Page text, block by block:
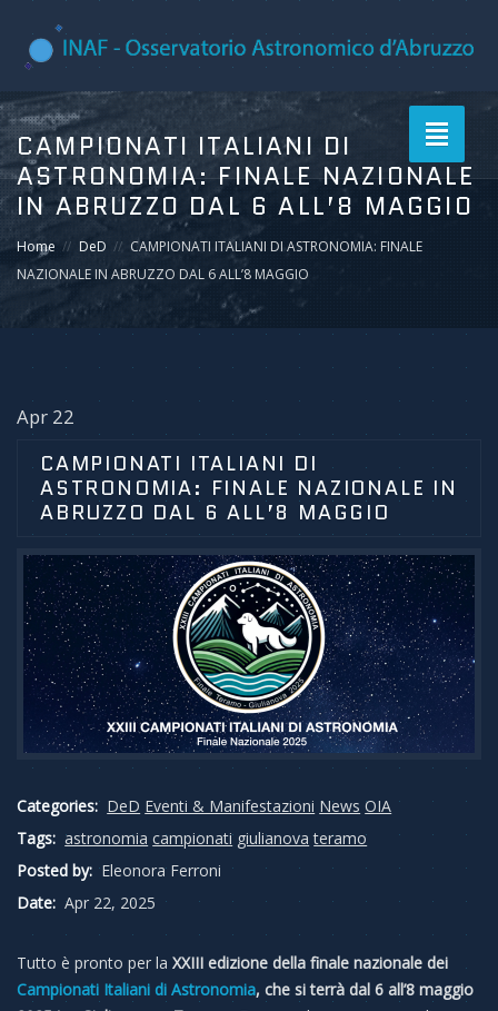
Toggle
CAMPIONATI ITALIANI DI
ASTRONOMIA: FINALE NAZIONALE
IN ABRUZZO DAL 6 ALL’8 MAGGIO
Home DeD
CAMPIONATI ITALIANI DI ASTRONOMIA: FINALE
NAZIONALE IN ABRUZZO DAL 6 ALL’8 MAGGIO
Apr 22
CAMPIONATI ITALIANI DI
ASTRONOMIA: FINALE NAZIONALE IN
ABRUZZO DAL 6 ALL’8 MAGGIO
Categories: DeD Eventi & Manifestazioni News OIA
Tags: astronomia campionati giulianova teramo
Posted by: Eleonora Ferroni
Date: Apr 22, 2025
Tutto è pronto per la XXIII edizione della finale nazionale dei
Campionati Italiani di Astronomia, che si terrà dal 6 all’8 maggio